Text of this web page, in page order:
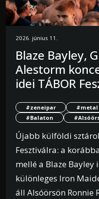
2026. június 11.
Blaze Bayley,
Alestorm
idei TÁBOR
#zeneipar #metal
#Balaton
Újabb külföldi
Fesztiválra: a
mellé a Blaze Bayley
különleges Iron
áll Alsóörsön Ronnie